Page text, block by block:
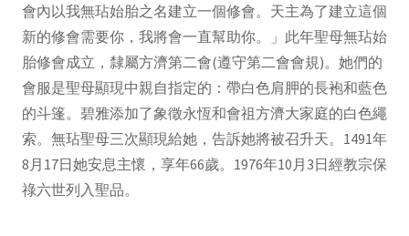
會內以我無玷始胎之名建立一個修會。天主為了建立這個
新的修會需要你，我將會一直幫助你。」此年聖母無玷始
胎修會成立，隸屬方濟第二會(遵守第二會會規)。她們的
會服是聖母顯現中親自指定的：帶白色肩胛的長袍和藍色
的斗篷。碧雅添加了象徵永恆和會祖方濟大家庭的白色繩
索。無玷聖母三次顯現給她，告訴她將被召升天。1491年
8月17日她安息主懷，享年66歲。1976年10月3日經教宗保
祿六世列入聖品。